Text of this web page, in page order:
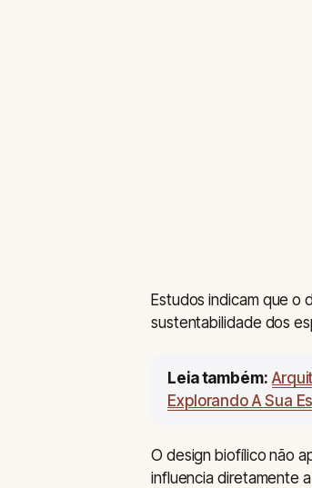
Estudos indicam que o
sustentabilidade dos
Leia também:
Explorando A Sua
O design biofílico não
influencia diretamente